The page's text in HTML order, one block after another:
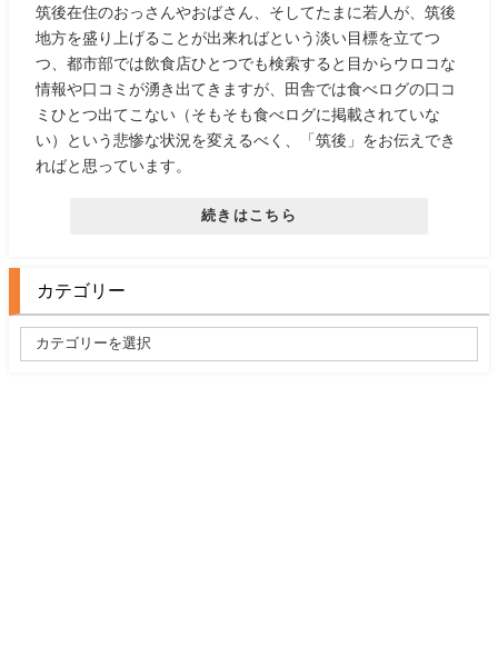
筑後在住のおっさんやおばさん、そしてたまに若人が、筑後
地方を盛り上げることが出来ればという淡い目標を立てつ
つ、都市部では飲食店ひとつでも検索すると目からウロコな
情報や口コミが湧き出てきますが、田舎では食べログの口コ
ミひとつ出てこない（そもそも食べログに掲載されていな
い）という悲惨な状況を変えるべく、「筑後」をお伝えでき
ればと思っています。
続きはこちら
カテゴリー